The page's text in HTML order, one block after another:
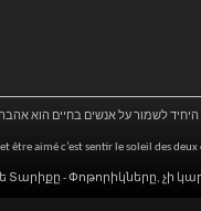
לשמור על אנשים בחיים הוא אהבה
être aimé c’est sentir le soleil des deux
Տարիքը - Փոթորիկները, չի